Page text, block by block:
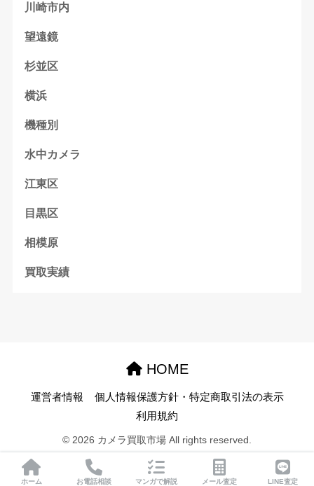
川崎市内
望遠鏡
杉並区
横浜
機種別
水中カメラ
江東区
目黒区
相模原
買取実績
HOME
運営者情報
個人情報保護方針・特定商取引法の表示
利用規約
© 2026 カメラ買取市場 All rights reserved.
ホーム お電話相談 マンガで解説 メール査定 LINE査定